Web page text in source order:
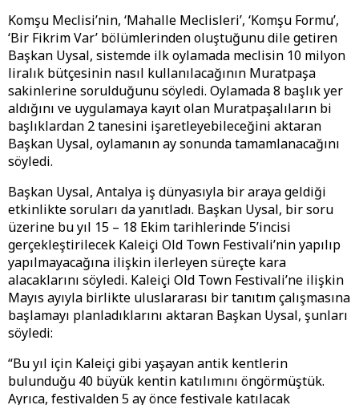
Komşu Meclisi’nin, ‘Mahalle Meclisleri’, ‘Komşu Formu’,
‘Bir Fikrim Var’ bölümlerinden oluştuğunu dile getiren
Başkan Uysal, sistemde ilk oylamada meclisin 10 milyon
liralık bütçesinin nasıl kullanılacağının Muratpaşa
sakinlerine sorulduğunu söyledi. Oylamada 8 başlık yer
aldığını ve uygulamaya kayıt olan Muratpaşalıların bi
başlıklardan 2 tanesini işaretleyebileceğini aktaran
Başkan Uysal, oylamanın ay sonunda tamamlanacağını
söyledi.
Başkan Uysal, Antalya iş dünyasıyla bir araya geldiği
etkinlikte soruları da yanıtladı. Başkan Uysal, bir soru
üzerine bu yıl 15 – 18 Ekim tarihlerinde 5’incisi
gerçekleştirilecek Kaleiçi Old Town Festivali’nin yapılıp
yapılmayacağına ilişkin ilerleyen süreçte kara
alacaklarını söyledi. Kaleiçi Old Town Festivali’ne ilişkin
Mayıs ayıyla birlikte uluslararası bir tanıtım çalışmasına
başlamayı planladıklarını aktaran Başkan Uysal, şunları
söyledi:
“Bu yıl için Kaleiçi gibi yaşayan antik kentlerin
bulunduğu 40 büyük kentin katılımını öngörmüştük.
Ayrıca, festivalden 5 ay önce festivale katılacak